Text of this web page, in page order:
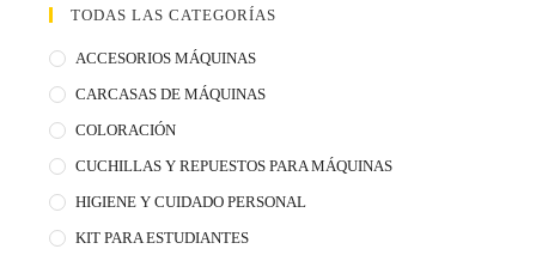
TODAS LAS CATEGORÍAS
ACCESORIOS MÁQUINAS
CARCASAS DE MÁQUINAS
COLORACIÓN
CUCHILLAS Y REPUESTOS PARA MÁQUINAS
HIGIENE Y CUIDADO PERSONAL
KIT PARA ESTUDIANTES